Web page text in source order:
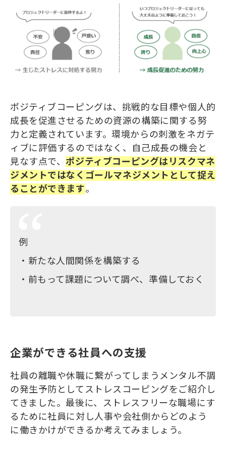
ポジティブコーピングは、挑戦的な目標や個人的
成長を促進させるための資源の構築に関する努
力と定義されています。環境からの刺激をネガテ
ィブに評価するのではなく、自己成長の機会と
見なす点で、 ポジティブコーピングはリスクマネ
ジメントではなくゴールマネジメントとして捉え
る ことができ ます。
例
・新たな人間関係を構築する
・前もって課題について調べ、準備しておく
企業ができる社員への支援
社員の離職や休職に繋がってしまうメンタル不調
の発生予防としてストレスコーピングをご紹介し
てきました。最後に、ストレスフリーな職場にす
るために社員に対し人事や会社側からどのよう
に働きかけができるか考えてみましょう。